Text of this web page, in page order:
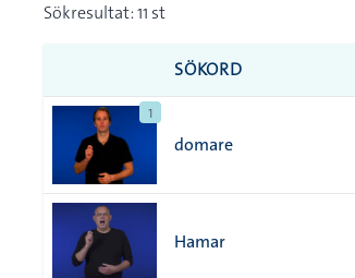
Sökresultat: 11 st
SÖKORD
1
domare
Hamar